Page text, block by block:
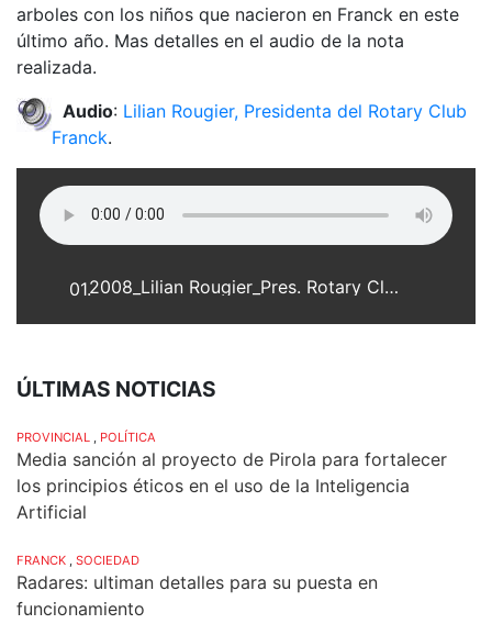
arboles con los niños que nacieron en Franck en este
último año. Mas detalles en el audio de la nota
realizada.
Audio: Lilian Rougier, Presidenta del Rotary Club
Franck.
01. 2008_Lilian Rougier_Pres. Rotary Club Franck_web.mp3
ÚLTIMAS NOTICIAS
PROVINCIAL POLÍTICA
Media sanción al proyecto de Pirola para fortalecer
los principios éticos en el uso de la Inteligencia
Artificial
FRANCK SOCIEDAD
Radares: ultiman detalles para su puesta en
funcionamiento